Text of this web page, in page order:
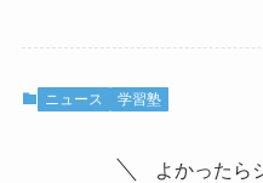
ニュース 学習塾
よかったら